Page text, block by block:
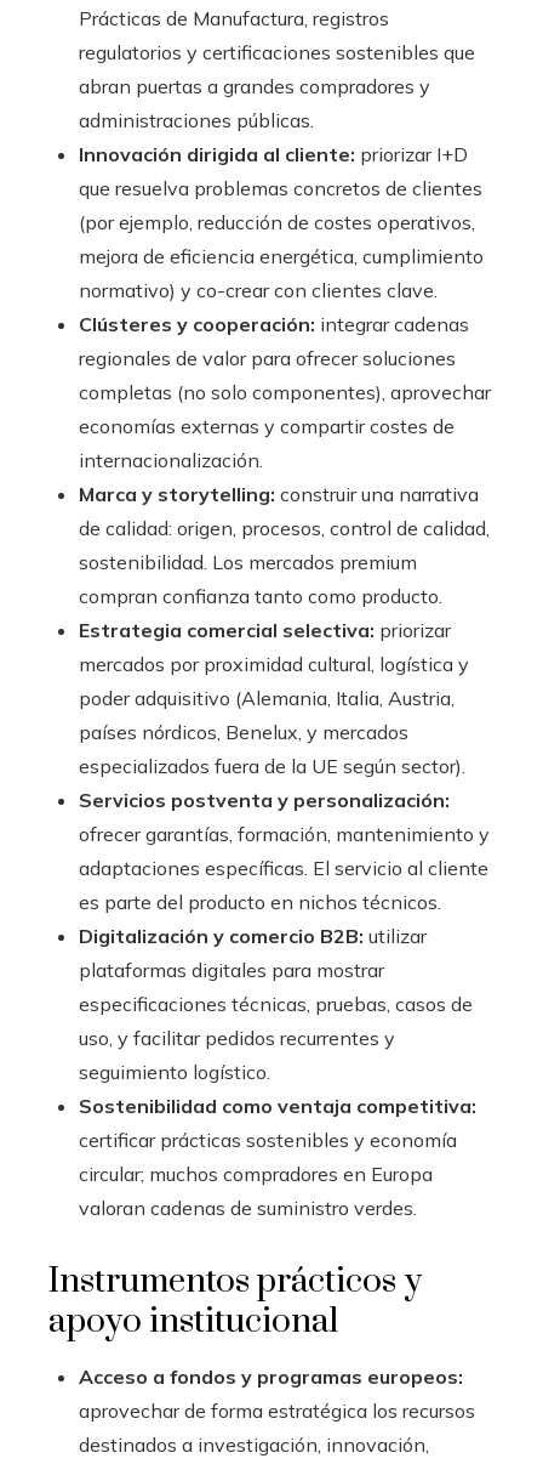
Prácticas de Manufactura, registros
regulatorios y certificaciones sostenibles que
abran puertas a grandes compradores y
administraciones públicas.
Innovación dirigida al cliente: priorizar I+D
que resuelva problemas concretos de clientes
(por ejemplo, reducción de costes operativos,
mejora de eficiencia energética, cumplimiento
normativo) y co-crear con clientes clave.
Clústeres y cooperación: integrar cadenas
regionales de valor para ofrecer soluciones
completas (no solo componentes), aprovechar
economías externas y compartir costes de
internacionalización.
Marca y storytelling: construir una narrativa
de calidad: origen, procesos, control de calidad,
sostenibilidad. Los mercados premium
compran confianza tanto como producto.
Estrategia comercial selectiva: priorizar
mercados por proximidad cultural, logística y
poder adquisitivo (Alemania, Italia, Austria,
países nórdicos, Benelux, y mercados
especializados fuera de la UE según sector).
Servicios postventa y personalización:
ofrecer garantías, formación, mantenimiento y
adaptaciones específicas. El servicio al cliente
es parte del producto en nichos técnicos.
Digitalización y comercio B2B: utilizar
plataformas digitales para mostrar
especificaciones técnicas, pruebas, casos de
uso, y facilitar pedidos recurrentes y
seguimiento logístico.
Sostenibilidad como ventaja competitiva:
certificar prácticas sostenibles y economía
circular; muchos compradores en Europa
valoran cadenas de suministro verdes.
Instrumentos prácticos y
apoyo institucional
Acceso a fondos y programas europeos:
aprovechar de forma estratégica los recursos
destinados a investigación, innovación,